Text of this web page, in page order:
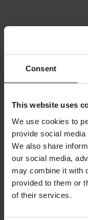
Consent
This website uses
We use cookies to
provide social
We also share
our social media,
may combine it with
provided to them or
of their services.